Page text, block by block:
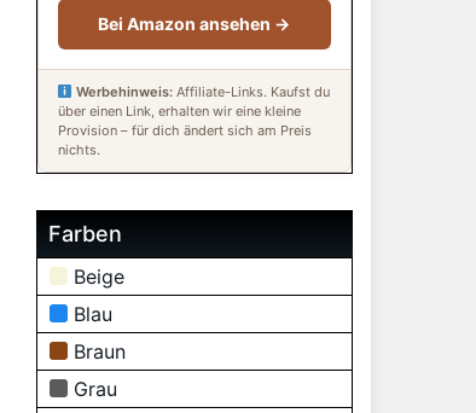
Bei Amazon ansehen →
Werbehinweis: Affiliate-Links. Kaufst du
über einen Link, erhalten wir eine kleine
Provision – für dich ändert sich am Preis
nichts.
Farben
Beige
Blau
Braun
Grau